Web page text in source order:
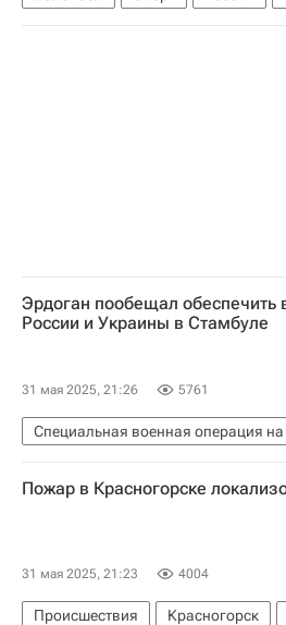
Белград (город)
Арина
Эрдоган пообещал обеспечить
России и Украины в Стамбуле
31 мая 2025, 21:26 5761
Специальная военная операция
В мире
Россия Украина
Реджеп Тайип Эрдоган
Пожар в Красногорске
31 мая 2025, 21:23 4004
Происшествия Красногорск